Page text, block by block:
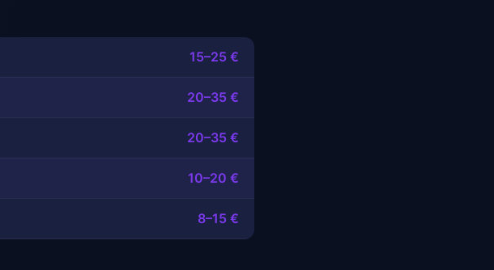
15–25 €
20–35 €
20–35 €
10–20 €
8–15 €